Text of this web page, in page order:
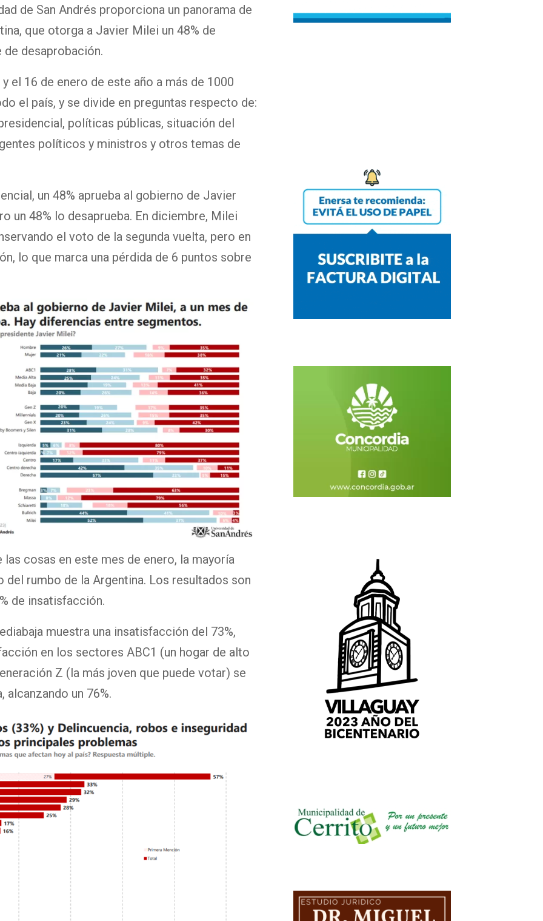
de San Andrés proporciona un panorama de
que otorga a Javier Milei un 48% de
desaprobación.
el 16 de enero de este año a más de 1000
el país, y se divide en preguntas respecto de:
políticas públicas, situación del
políticos y ministros y otros temas de
un 48% aprueba al gobierno de Javier
un 48% lo desaprueba. En diciembre, Milei
el voto de la segunda vuelta, pero en
lo que marca una pérdida de 6 puntos sobre
cosas en este mes de enero, la mayoría
rumbo de la Argentina. Los resultados son
de insatisfacción.
muestra una insatisfacción del 73%,
en los sectores ABC1 (un hogar de alto
Z (la más joven que puede votar) se
un 76%.